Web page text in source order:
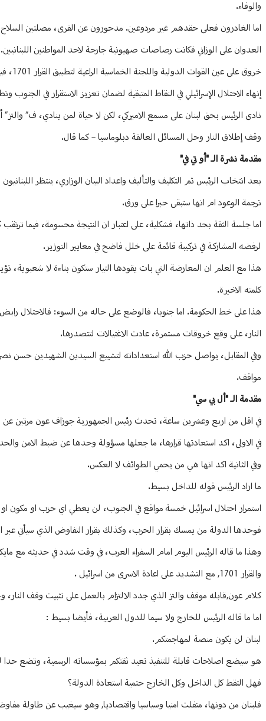
والوفاء.
اما الغادرون فعلى حقدهم غير مردوعين. مدحورون عن القرى، مصلتين السلاح
العدوان على الوزاني فكانت رصاصات صهيونية جارحة لاحد المواطنين اللبنانيين.
خروق
إنهاء الاحتلال الإسرائيلي في النقاط المتبقية لضمان تعزيز الاستقرار في الجنوب وتطبيق القرار 1701، وضرورة الإسراع في إعادة الأسرى اللبنانيين المعتقلين لدى
نادى الرئيس بحق لبنان على مسمع الاميركي، لكن لا حياة لمن ينادي، ف” والتز”
وقف إطلاق النار وحل المسائل العالقة دبلوماسيا – كما قال.
مقدمة نشرة الـ "أو تي في"
بعد انتخاب الرئيس ثم التكليف والتأليف واعداد البيان الوزاري، ينتظر
ترجمة الوعود ام انها ستبقى حبرا على ورق.
اما جلسة الثقة بحد ذاتها، فشكلية، على اعتبار ان النتيجة محسومة، فيما
لرفضه المشاركة في تركيبة قائمة على خلل فاضح في معايير التوزير.
هذا مع العلم ان المعارضة التي بات يقودها التيار ستكون بناءة لا
كلمته الاخيرة.
هذا على خط الحكومة. اما جنوبا، فالوضع على حاله من السوء: فالاحتلال
النار، على وقع خروقات مستمرة، عادت الاغتيالات لتتصدرها.
وفي المقابل، يواصل حزب الله استعداداته لتشييع السيدين الشهيدين حسن
مواقف.
مقدمة الـ "أل بي سي"
في اقل من اربع وعشرين ساعة، تحدث رئيس الجمهورية جوزاف عون مرتين عن
في الاولى، اكد استعادتها قرارها، ما جعلها مسؤولة وحدها عن ضبط الامن
وفي الثانية اكد انها هي من يحمي الطوائف لا العكس.
ما اراد الرئيس قوله للداخل بسيط.
استمرار احتلال اسرائيل خمسة مواقع في الجنوب، لن يعطي اي حزب او مكون
فوحدها الدولة من يمسك بقرار الحرب، وكذلك بقرار التفاوض الذي سيأتي عبر
وهذا ما قاله الرئيس اليوم امام السفراء العرب، في وقت شدد في حديثه مع
والقرار 1701, مع التشديد على اعادة الاسرى من اسرائيل .
كلام عون,قابله موقف والتز الذي جدد الالتزام بالعمل على تثبيت وقف النار،
اما ما قاله الرئيس للخارج ولا سيما للدول العربية، فأيضا بسيط :
لبنان لن يكون منصة لمهاجمتكم.
هو سيضع اصلاحات قابلة للتنفيذ تعيد ثقتكم بمؤسساته الرسمية، وتضع حدا
فهل التقط كل الداخل وكل الخارج حتمية استعادة الدولة؟
فلبنان من دونها، متفلت امنيا وسياسيا واقتصاديا, وهو سيغيب عن طاولة